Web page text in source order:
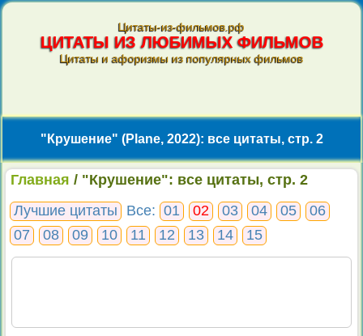
Цитаты-из-фильмов.рф
ЦИТАТЫ ИЗ ЛЮБИМЫХ ФИЛЬМОВ
Цитаты и афоризмы из популярных фильмов
"Крушение" (Plane, 2022): все цитаты, стр. 2
Главная / "Крушение": все цитаты, стр. 2
Лучшие цитаты
Все: 01 02 03 04 05
06
07
08 09 10 11 12 13 14 15